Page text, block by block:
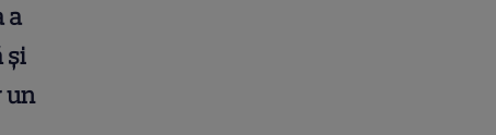
a
și
un